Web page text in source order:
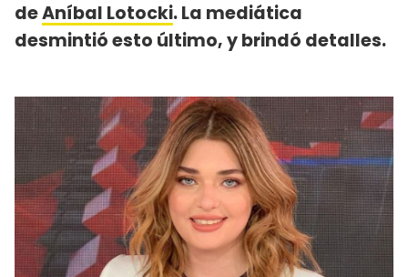
deAníbal Lotocki. La mediática
desmintió esto último, y brindó detalles.